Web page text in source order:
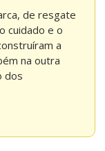
de resgate
cuidado e o
a
na outra
dos